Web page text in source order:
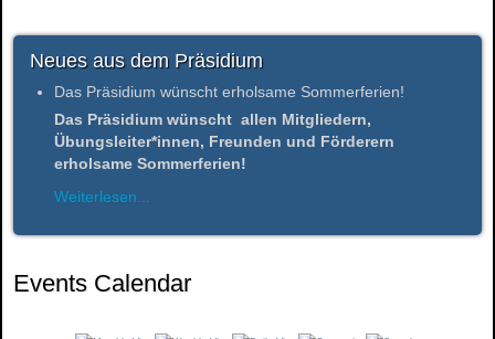
Neues aus dem Präsidium
Das Präsidium wünscht erholsame Sommerferien!
Das Präsidium wünscht allen Mitgliedern,
Übungsleiter*innen, Freunden und Förderern
erholsame Sommerferien!
Weiterlesen...
Events Calendar